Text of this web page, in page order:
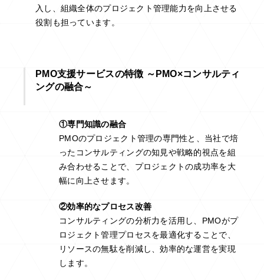
入し、組織全体のプロジェクト管理能力を向上させる
役割も担っています。
PMO支援サービスの特徴 ～PMO×コンサルティ
ングの融合～
①専門知識の融合
PMOのプロジェクト管理の専門性と、当社で培
ったコンサルティングの知見や戦略的視点を組
み合わせることで、プロジェクトの成功率を大
幅に向上させます。
②効率的なプロセス改善
コンサルティングの分析力を活用し、PMOがプ
ロジェクト管理プロセスを最適化することで、
リソースの無駄を削減し、効率的な運営を実現
します。